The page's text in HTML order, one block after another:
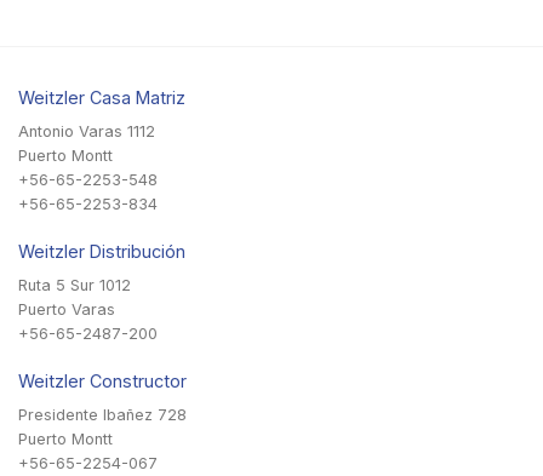
Weitzler Casa Matriz
Antonio Varas 1112
Puerto Montt
+56-65-2253-548
+56-65-2253-834
Weitzler Distribución
Ruta 5 Sur 1012
Puerto Varas
+56-65-2487-200
Weitzler Constructor
Presidente Ibañez 728
Puerto Montt
+56-65-2254-067